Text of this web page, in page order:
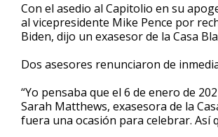
Con el asedio al Capitolio en su
al vicepresidente Mike Pence por
Biden, dijo un exasesor de la Casa
Dos asesores renunciaron de
“Yo pensaba que el 6 de enero de
Sarah Matthews, exasesora de la
fuera una ocasión para celebrar. Así